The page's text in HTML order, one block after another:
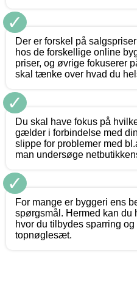
✓
Der er forskel på
hos de forskellige online
priser, og øvrige fokuserer
skal tænke over hvad du
✓
Du skal have fokus på
gælder i forbindelse med
slippe for problemer med
man undersøge
✓
For mange er byggeri ens
spørgsmål. Hermed kan du
hvor du tilbydes sparring
topnøglesæt.